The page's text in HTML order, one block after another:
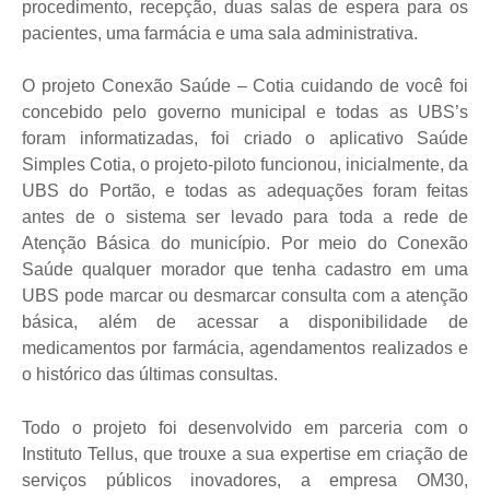
procedimento, recepção, duas salas de espera para os
pacientes, uma farmácia e uma sala administrativa.
O projeto Conexão Saúde – Cotia cuidando de você foi
concebido pelo governo municipal e todas as UBS’s
foram informatizadas, foi criado o aplicativo Saúde
Simples Cotia, o projeto-piloto funcionou, inicialmente, da
UBS do Portão, e todas as adequações foram feitas
antes de o sistema ser levado para toda a rede de
Atenção Básica do município. Por meio do Conexão
Saúde qualquer morador que tenha cadastro em uma
UBS pode marcar ou desmarcar consulta com a atenção
básica, além de acessar a disponibilidade de
medicamentos por farmácia, agendamentos realizados e
o histórico das últimas consultas.
Todo o projeto foi desenvolvido em parceria com o
Instituto Tellus, que trouxe a sua expertise em criação de
serviços públicos inovadores, a empresa OM30,